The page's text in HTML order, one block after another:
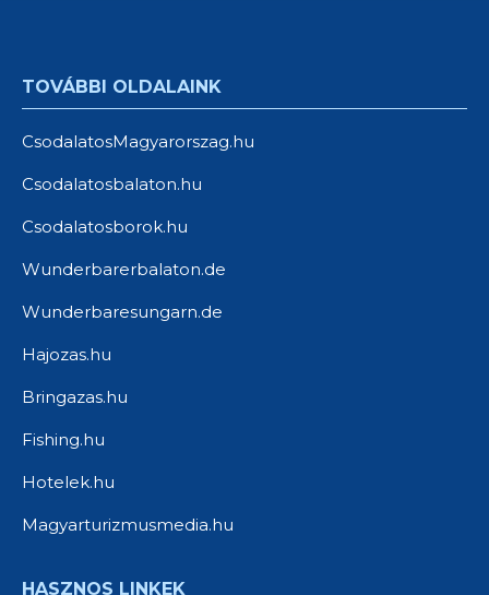
TOVÁBBI OLDALAINK
CsodalatosMagyarorszag.hu
Csodalatosbalaton.hu
Csodalatosborok.hu
Wunderbarerbalaton.de
Wunderbaresungarn.de
Hajozas.hu
Bringazas.hu
Fishing.hu
Hotelek.hu
Magyarturizmusmedia.hu
HASZNOS LINKEK